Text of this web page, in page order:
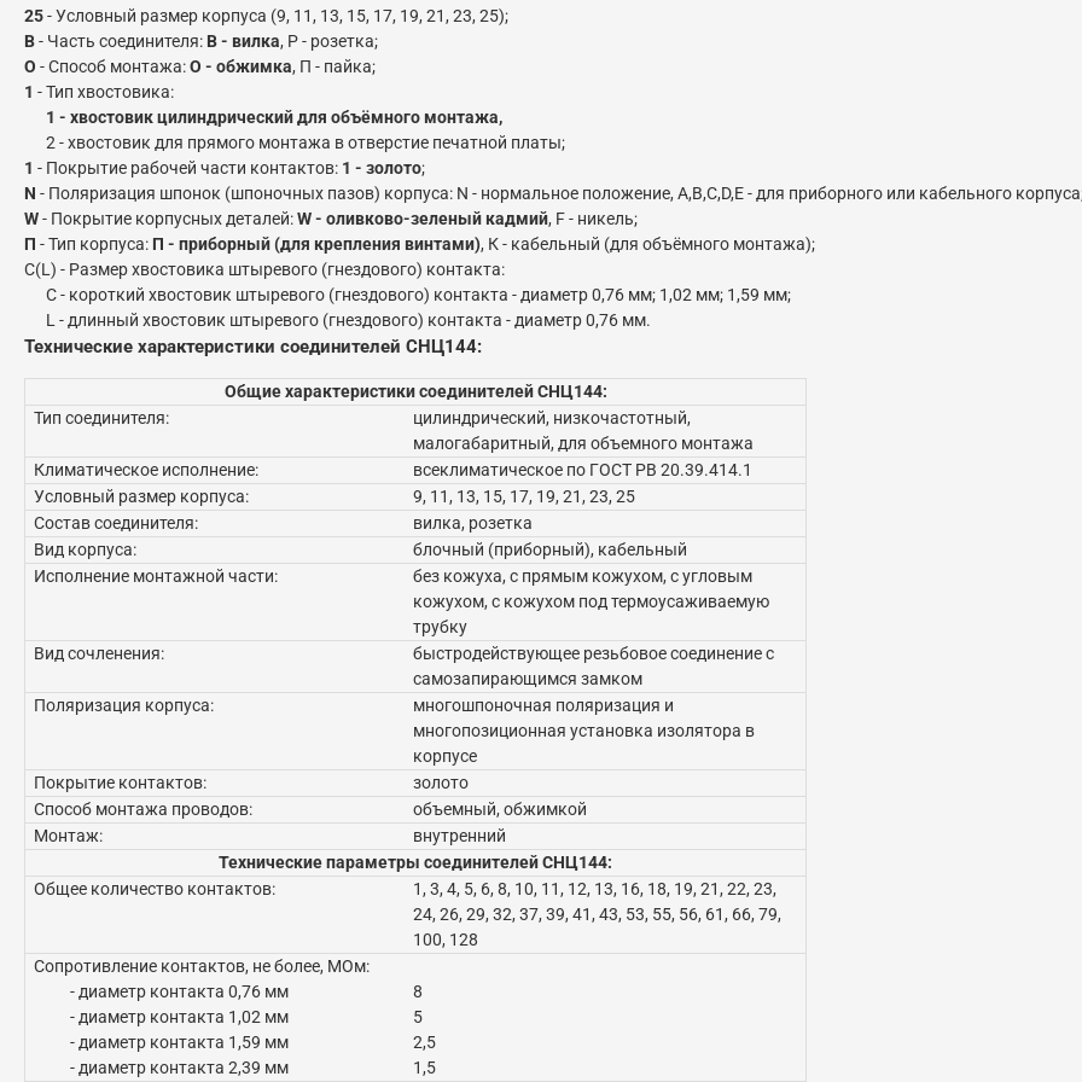
25- Условный размер корпуса (9, 11, 13, 15, 17, 19, 21, 23, 25);
В- Часть соединителя: В - вилка, Р - розетка;
О - Способ монтажа:О - обжимка, П - пайка;
1 - Тип хвостовика:
1 - хвостовик цилиндрический для объёмного монтажа,
2 - хвостовик для прямого монтажа в отверстие печатной платы;
1 - Покрытие рабочей части контактов: 1 - золото;
N - Поляризация шпонок (шпоночных пазов) корпуса: N - нормальное положение, A,B,C,D,E - для приборного или кабельного
W- Покрытие корпусных деталей:W - оливково-зеленый кадмий, F - никель;
П - Тип корпуса: П - приборный (для крепления винтами), К - кабельный (для объёмного монтажа);
C(L) - Размер хвостовика штыревого (гнездового) контакта:
C - короткий хвостовик штыревого (гнездового) контакта - диаметр 0,76 мм; 1,02 мм; 1,59 мм;
L - длинный хвостовик штыревого (гнездового) контакта - диаметр 0,76 мм.
Технические характеристики соединителей СНЦ144:
Общие характеристики соединителей СНЦ144:
Тип соединителя:
цилиндрический, низкочастотный,
малогабаритный, для объемного монтажа
Климатическое исполнение:
всеклиматическое по ГОСТ РВ 20.39.414.1
Условный размер корпуса:
9, 11, 13, 15, 17, 19, 21, 23, 25
Состав соединителя:
вилка, розетка
Вид корпуса:
блочный (приборный), кабельный
Исполнение монтажной части:
без кожуха, с прямым кожухом, с угловым
кожухом, с кожухом под термоусаживаемую
трубку
Вид сочленения:
быстродействующее резьбовое соединение с
самозапирающимся замком
Поляризация корпуса:
многошпоночная поляризация и
многопозиционная установка изолятора в
корпусе
Покрытие контактов:
золото
Способ монтажа проводов:
объемный, обжимкой
Монтаж:
внутренний
Технические параметры соединителей СНЦ144:
Общее количество контактов:
1, 3, 4, 5, 6, 8, 10, 11, 12, 13, 16, 18, 19, 21, 22, 23,
24, 26, 29, 32, 37, 39, 41, 43, 53, 55, 56, 61, 66, 79,
100, 128
Сопротивление контактов, не более, МОм:
- диаметр контакта 0,76 мм
- диаметр контакта 1,02 мм
- диаметр контакта 1,59 мм
- диаметр контакта 2,39 мм
8
5
2,5
1,5